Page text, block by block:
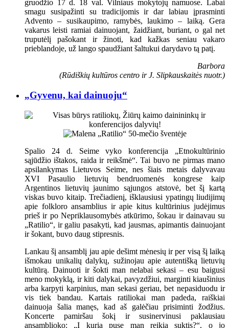
gruodžio 17 d. 18 val. Vilniaus mokytojų namuose. Labai
smagu susipažinti su tradicijomis ir dar labiau įprasminti
Advento – susikaupimo, ramybės, laukimo – laiką. Gera
vakarus leisti ramiai dainuojant, žaidžiant, buriant, o gal net
truputėlį pašokant ir žinoti, kad kažkas seniau vakaro
prieblandoje, už lango spaudžiant šaltukui darydavo tą patį.
Barbora
(Rūdiškių kultūros centro ir J. Slipkauskaitės nuotr.)
„Gyvenu, kai dainuoju“
Spalio 24 d. Seime vyko konferencija „Etnokultūrinio
sąjūdžio ištakos, raida ir reikšmė“. Tai buvo ne pirmas mano
apsilankymas Lietuvos Seime, nes šiais metais dalyvavau
XVI Pasaulio lietuvių bendruomenės kongrese kaip
Argentinos lietuvių jaunimo sąjungos atstovė, bet šį kartą
viskas buvo kitaip. Trečiadienį, išklausiusi ypatingų liudijimų
apie folkloro ansamblius ir apie kitus kultūrinius judėjimus
prieš ir po Nepriklausomybės atkūrimo, šokau ir dainavau su
„Ratilio“, ir galiu pasakyti, kad jausmas, apimantis dainuojant
ir šokant, buvo daug stipresnis.
Lankau šį ansamblį jau apie dešimt mėnesių ir per visą šį laiką
išmokau unikalių dalykų, sužinojau apie autentišką lietuvių
kultūrą. Dainuoti ir šokti man nelabai sekasi – esu baigusi
meno mokyklą, ir kiti dalykai, pavyzdžiui, marginti kiaušinius
arba karpyti karpinius, man sekasi geriau, bet nepasiduodu ir
vis tiek bandau. Kartais ratiliokai man padeda, raiškiai
dainuoja šalia manęs, kad aš galėčiau prisiminti žodžius.
Koncerte pamiršau šokį ir susinervinusi paklausiau
ansamblioko: „Į kurią pusę man reikia suktis?“, o jo